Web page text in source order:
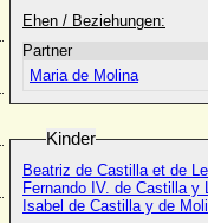
Ehen / Beziehungen:
Partner
Maria de Molina
Kinder
Beatriz de Castilla et de
Fernando IV. de Castilla y
Isabel de Castilla y de